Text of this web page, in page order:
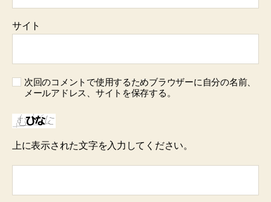
サイト
次回のコメントで使用するためブラウザーに自分の名前、
メールアドレス、サイトを保存する。
上に表示された文字を入力してください。